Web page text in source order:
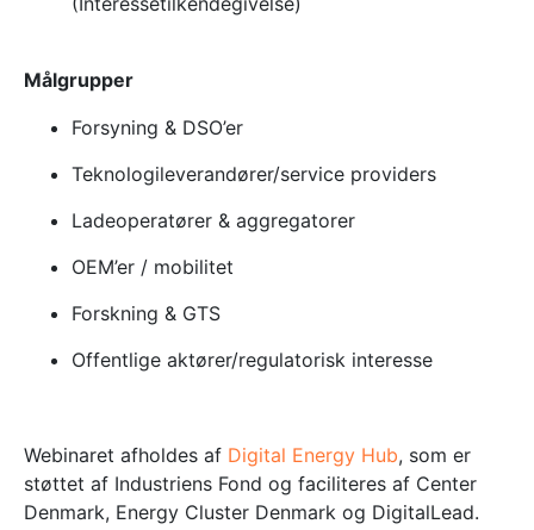
Målgrupper
Forsyning & DSO’er
Teknologileverandører/service providers
Ladeoperatører & aggregatorer
OEM’er / mobilitet
Forskning & GTS
Offentlige aktører/regulatorisk interesse
Webinaret afholdes af Digital Energy Hub, som er
støttet af Industriens Fond og faciliteres af Center
Denmark, Energy Cluster Denmark og DigitalLead.